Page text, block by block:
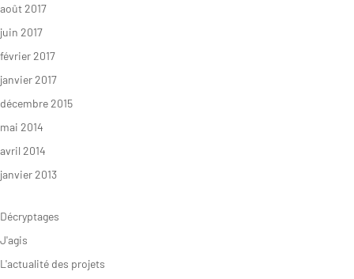
août 2017
juin 2017
février 2017
janvier 2017
décembre 2015
mai 2014
avril 2014
janvier 2013
Décryptages
J'agis
L'actualité des projets